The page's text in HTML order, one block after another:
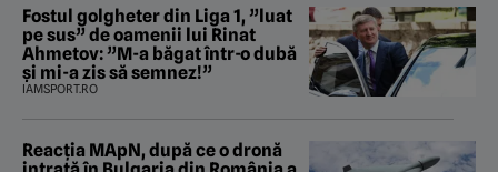
Fostul golgheter din Liga 1, ”luat
pe sus” de oamenii lui Rinat
Ahmetov: ”M-a băgat într-o dubă
și mi-a zis să semnez!”
IAMSPORT.RO
Reacția MApN, după ce o dronă